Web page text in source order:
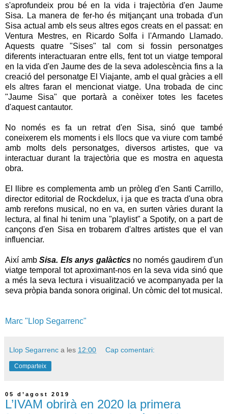
s'aprofundeix prou bé en la vida i trajectòria d'en Jaume
Sisa. La manera de fer-ho és mitjançant una trobada d'un
Sisa actual amb els seus altres egos creats en el passat: en
Ventura Mestres, en Ricardo Solfa i l'Armando Llamado.
Aquests quatre "Sises" tal com si fossin personatges
diferents interactuaran entre ells, fent tot un viatge temporal
en la vida d'en Jaume des de la seva adolescència fins a la
creació del personatge El Viajante, amb el qual gràcies a ell
els altres faran el mencionat viatge. Una trobada de cinc
"Jaume Sisa" que portarà a conèixer totes les facetes
d'aquest cantautor.
No només es fa un retrat d'en Sisa, sinó que també
coneixerem els moments i els llocs que va viure com també
amb molts dels personatges, diversos artistes, que va
interactuar durant la trajectòria que es mostra en aquesta
obra.
El llibre es complementa amb un pròleg d'en Santi Carrillo,
director editorial de Rockdelux, i ja que es tracta d'una obra
amb rerefons musical, no en va, en surten vàries durant la
lectura, al final hi tenim una "playlist" a Spotify, on a part de
cançons d'en Sisa en trobarem d'altres artistes que el van
influenciar.
Així ambSisa. Els anys galàcticsno només gaudirem d'un
viatge temporal tot aproximant-nos en la seva vida sinó que
a més la seva lectura i visualització ve acompanyada per la
seva pròpia banda sonora original. Un còmic del tot musical.
Marc "Llop Segarrenc"
Llop Segarrenc a les 12:00 Cap comentari:
Comparteix
05 d’agost 2019
L’IVAM obrirà en 2020 la primera